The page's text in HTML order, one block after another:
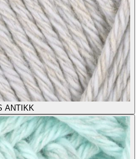
ANTIKK